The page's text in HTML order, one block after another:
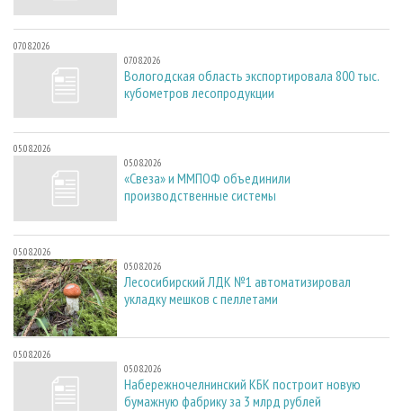
07.08.2026
07.08.2026
Вологодская область экспортировала 800 тыс.
кубометров лесопродукции
05.08.2026
05.08.2026
«Свеза» и ММПОФ объединили
производственные системы
05.08.2026
05.08.2026
Лесосибирский ЛДК №1 автоматизировал
укладку мешков с пеллетами
05.08.2026
05.08.2026
Набережночелнинский КБК построит новую
бумажную фабрику за 3 млрд рублей